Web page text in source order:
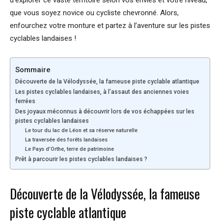
que vous soyez novice ou cycliste chevronné. Alors,
enfourchez votre monture et partez à l’aventure sur les pistes
cyclables landaises !
Sommaire
Découverte de la Vélodyssée, la fameuse piste cyclable atlantique
Les pistes cyclables landaises, à l’assaut des anciennes voies
ferrées
Des joyaux méconnus à découvrir lors de vos échappées sur les
pistes cyclables landaises
Le tour du lac de Léon et sa réserve naturelle
La traversée des forêts landaises
Le Pays d’Orthe, terre de patrimoine
Prêt à parcourir les pistes cyclables landaises ?
Découverte de la Vélodyssée, la fameuse
piste cyclable atlantique